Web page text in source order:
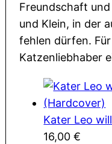
Freundschaft
und Klein, in der
fehlen dürfen.
Katzenliebhaber
Kater Leo
16,00€